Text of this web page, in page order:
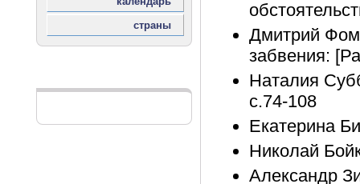
Дмитрий
забвения:
Наталия
с.74-108
Екатерина
Николай
Александр